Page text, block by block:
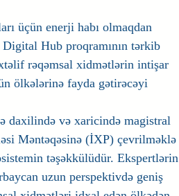
üçün enerji habı olmaqdan
Hub proqramının tərkib
rəqəmsal xidmətlərin intişar
ölkələrinə fayda gətirəcəyi
daxilində və xaricində magistral
Məntəqəsinə (İXP) çevrilməklə
təşəkkülüdür. Ekspertlərin
uzun perspektivdə geniş